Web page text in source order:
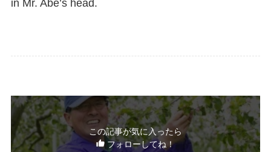
in Mr. Abe’s head.
この記事が気に入ったら
フォローしてね！